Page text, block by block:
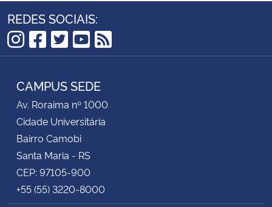
REDES SOCIAIS:
Instagram
Facebook
Twitter
YouTube
RSS
CAMPUS SEDE
Av. Roraima nº 1000
Cidade Universitária
Bairro Camobi
Santa Maria - RS
CEP: 97105-900
+55 (55) 3220-8000